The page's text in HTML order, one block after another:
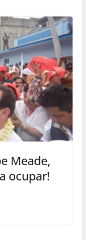
Meade,
ocupar!